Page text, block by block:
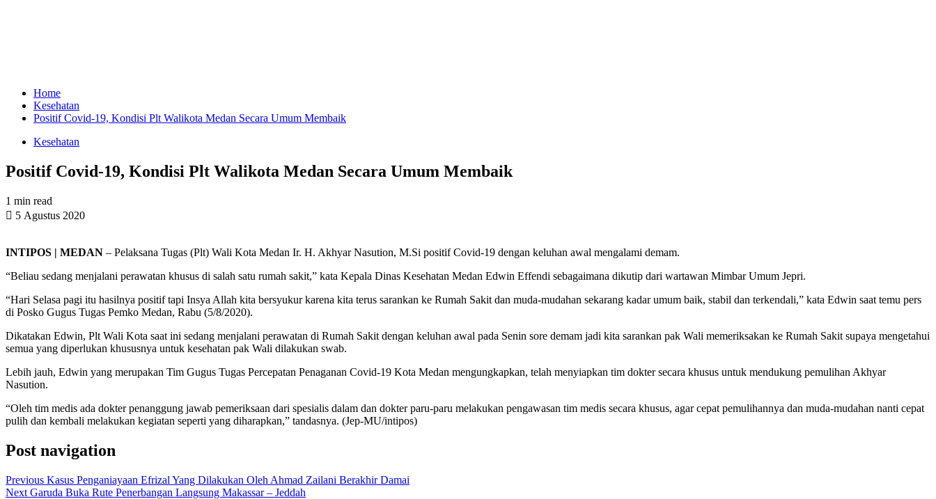
Home
Kesehatan
Positif Covid-19, Kondisi Plt Walikota Medan Secara Umum Membaik
Kesehatan
Positif Covid-19, Kondisi Plt Walikota Medan Secara Umum Membaik
1 min read
5 Agustus 2020
INTIPOS | MEDAN – Pelaksana Tugas (Plt) Wali Kota Medan Ir. H. Akhyar Nasution, M.Si positif Covid-19 dengan keluhan awal mengalami demam.
“Beliau sedang menjalani perawatan khusus di salah satu rumah sakit,” kata Kepala Dinas Kesehatan Medan Edwin Effendi sebagaimana dikutip dari wartawan Mimbar Umum Jepri.
“Hari Selasa pagi itu hasilnya positif tapi Insya Allah kita bersyukur karena kita terus sarankan ke Rumah Sakit dan muda-mudahan sekarang kadar umum baik, stabil dan terkendali,” kata Edwin saat temu pers
di Posko Gugus Tugas Pemko Medan, Rabu (5/8/2020).
Dikatakan Edwin, Plt Wali Kota saat ini sedang menjalani perawatan di Rumah Sakit dengan keluhan awal pada Senin sore demam jadi kita sarankan pak Wali memeriksakan ke Rumah Sakit supaya mengetahui
semua yang diperlukan khususnya untuk kesehatan pak Wali dilakukan swab.
Lebih jauh, Edwin yang merupakan Tim Gugus Tugas Percepatan Penaganan Covid-19 Kota Medan mengungkapkan, telah menyiapkan tim dokter secara khusus untuk mendukung pemulihan Akhyar
Nasution.
“Oleh tim medis ada dokter penanggung jawab pemeriksaan dari spesialis dalam dan dokter paru-paru melakukan pengawasan tim medis secara khusus, agar cepat pemulihannya dan muda-mudahan nanti cepat
pulih dan kembali melakukan kegiatan seperti yang diharapkan,” tandasnya. (Jep-MU/intipos)
Post navigation
Previous Kasus Penganiayaan Efrizal Yang Dilakukan Oleh Ahmad Zailani Berakhir Damai
Next Garuda Buka Rute Penerbangan Langsung Makassar – Jeddah